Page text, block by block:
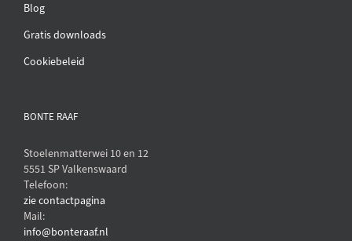
Blog
Gratis downloads
Cookiebeleid
BONTE RAAF
Stoelenmatterwei 10 en 12
5551 SP Valkenswaard
Telefoon:
zie contactpagina
Mail:
info@bonteraaf.nl